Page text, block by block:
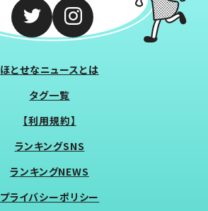
ほとせなニュースとは
タグ一覧
【利用規約】
ランキングSNS
ランキングNEWS
プライバシーポリシー